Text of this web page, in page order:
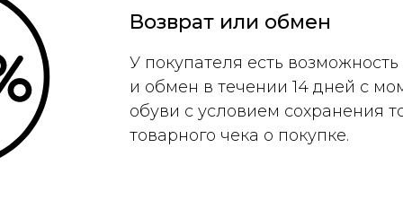
Возврат или обмен
У покупателя есть возможность
и обмен в течении 14 дней с
обуви с условием сохранения
товарного чека о покупке.